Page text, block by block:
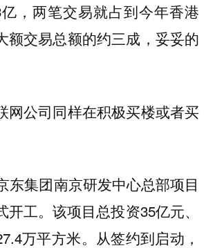
，两笔交易就占到今年香港
额交易总额的约三成，妥妥的
网公司同样在积极买楼或者买
东集团南京研发中心总部项目
工。该项目总投资35亿元、
万平方米。从签约到启动，